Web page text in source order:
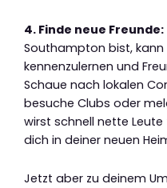
4. Finde neue Freunde:
Southampton bist, kann
kennenzulernen und
Schaue nach lokalen
besuche Clubs oder
wirst schnell nette
dich in deiner neuen
Jetzt aber zu deinem